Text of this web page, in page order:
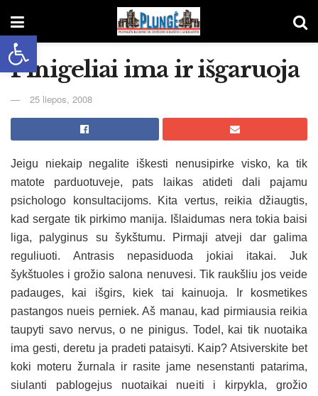
Open toolbar
Pinigeliai ima ir išgaruoja
25 liepos, 2008
Jeigu niekaip negalite iškesti nenusipirke visko, ka tik
matote parduotuveje, pats laikas atideti dali pajamu
psichologo konsultacijoms.
Kita vertus, reikia džiaugtis,
kad sergate tik pirkimo manija. Išlaidumas nera tokia baisi
liga, palyginus su šykštumu. Pirmaji atveji dar galima
reguliuoti. Antrasis nepasiduoda jokiai itakai. Juk
šykštuoles i grožio salona nenuvesi. Tik raukšliu jos veide
padauges, kai išgirs, kiek tai kainuoja. Ir kosmetikes
pastangos nueis perniek. Aš manau, kad pirmiausia reikia
taupyti savo nervus, o ne pinigus. Todel, kai tik nuotaika
ima gesti, deretu ja pradeti pataisyti. Kaip? Atsiverskite bet
koki moteru žurnala ir rasite jame nesenstanti patarima,
siulanti pablogejus nuotaikai nueiti i kirpykla, grožio